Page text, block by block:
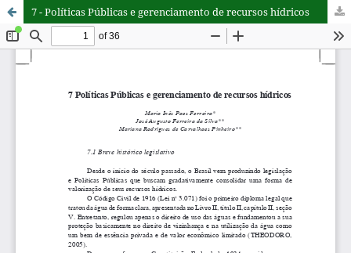
7 - Políticas Públicas e gerenciamento de recursos hídricos